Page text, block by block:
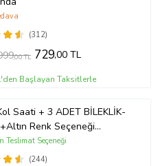
(312)
,00 TL 729,00 TL
Başlayan Taksitlerle
ADET BİLEKLİK-
Renk Seçeneği
kordon Kadın Kol Saati
Altın Renk - Kız
(244)
Teslimat Seçeneği